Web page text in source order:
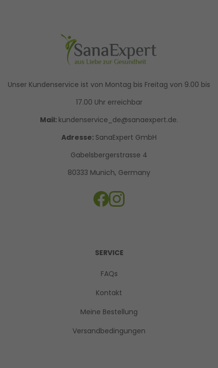
Unser Kundenservice ist von Montag bis Freitag von 9.00 bis
17.00 Uhr erreichbar
Mail: kundenservice_de@sanaexpert.de.
Adresse: SanaExpert GmbH
Gabelsbergerstrasse 4
80333 Munich, Germany
SERVICE
FAQs
Kontakt
Meine Bestellung
Versandbedingungen